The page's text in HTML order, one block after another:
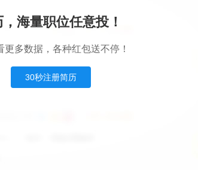
海量职位任意投！
多数据，各种红包送不停！
30秒注册简历